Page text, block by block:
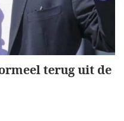
terug uit de